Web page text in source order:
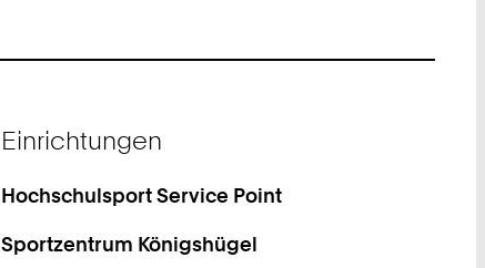
Einrichtungen
Hochschulsport Service Point
Sportzentrum Königshügel